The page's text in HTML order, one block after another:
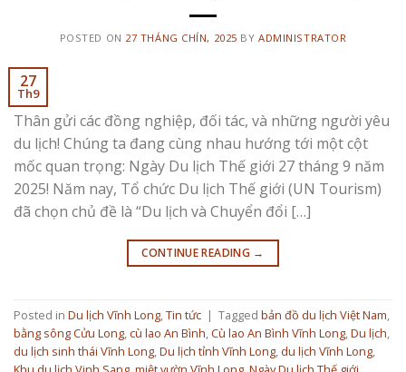
POSTED ON 27 THÁNG CHÍN, 2025 BYADMINISTRATOR
27
Th9
Thân gửi các đồng nghiệp, đối tác, và những người yêu
du lịch! Chúng ta đang cùng nhau hướng tới một cột
mốc quan trọng: Ngày Du lịch Thế giới 27 tháng 9 năm
2025! Năm nay, Tổ chức Du lịch Thế giới (UN Tourism)
đã chọn chủ đề là “Du lịch và Chuyển đổi […]
CONTINUE READING →
Posted in Du lịch Vĩnh Long,Tin tức | Tagged bản đồ du lịch Việt Nam,
bằng sông Cửu Long,cù lao An Bình,Cù lao An Bình Vĩnh Long,Du lịch,
du lịch sinh thái Vĩnh Long,Du lịch tỉnh Vĩnh Long, du lịch Vĩnh Long,